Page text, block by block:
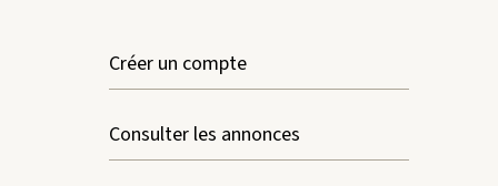
Créer un compte
Consulter les annonces